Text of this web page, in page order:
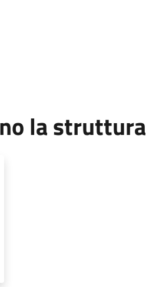
la struttura